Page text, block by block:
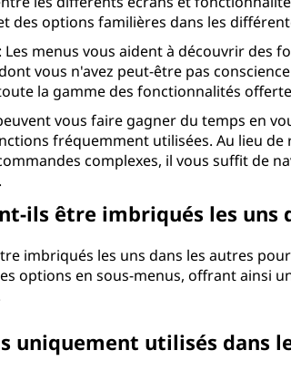
des options familières dans les
Les menus vous aident à découvrir des
vous n'avez peut-être pas
la gamme des fonctionnalités
vous faire gagner du temps en
fréquemment utilisées. Au lieu
complexes, il vous suffit de
ils être imbriqués les uns
imbriqués les uns dans les autres
options en sous-menus, offrant ainsi
uniquement utilisés dans